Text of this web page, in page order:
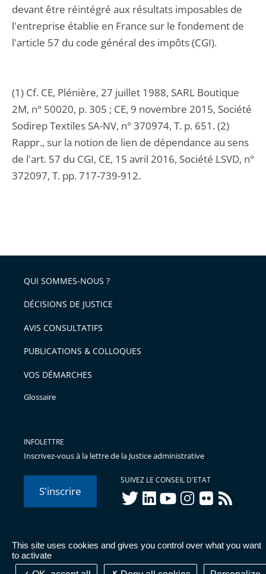
This site uses cookies and gives you control over what you want
to activate
devant être réintégré aux résultats imposables de
l'entreprise établie en France sur le fondement de
l'article 57 du code général des impôts (CGI).
(1) Cf. CE, Plénière, 27 juillet 1988, SARL Boutique
2M, n° 50020, p. 305 ; CE, 9 novembre 2015, Société
Sodirep Textiles SA-NV, n° 370974, T. p. 651. (2)
Rappr., sur la notion de lien de dépendance au sens
de l'art. 57 du CGI, CE, 15 avril 2016, Société LSVD, n°
372097, T. pp. 717-739-912.
QUI SOMMES-NOUS ?
DÉCISIONS DE JUSTICE
AVIS CONSULTATIFS
PUBLICATIONS & COLLOQUES
VOS DÉMARCHES
Glossaire
INFOLETTRE
Inscrivez-vous à la lettre de la Justice administrative
S'inscrire
SUIVEZ LE CONSEIL D'ETAT
twitterlinkedInyoutubeinstagram
flickr rss
© Conseil d'État 2026 - Mentions légales
Données
personnelles-Publications administratives-Accessibilité :